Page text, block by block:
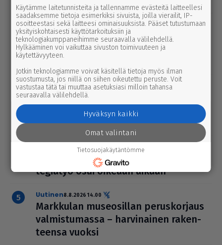
urheilu7.8.2026 14.00
Janne Ojala näkee Parkanon ase­man­
seu­dussa mah­dol­li­suu­den ravi- ja
tapah­tu­ma­kes­kuk­selle
uutinen8.8.2026 3.00
Pie­no­sak­kai­den yhteis­työtä tarvitaan
edelleen Lep­pä­kos­kessa, tuumivat
Jukka Vesanto ja Esa Talonen
8.8.2026 2.40
Koti-kylä-raja | Parkanon ener­gi­ast­ra­
te­gi­a­työ osui oikeaan aikaan
uutinen8.8.2026 14.00
Markkulan muse­o­sil­lan perus­kor­jaus
val­mis­tu­massa – har­vi­nai­nen raken­
teensa vuoksi
Käytämme laitetunnisteita ja tallennamme evästeitä laitteellesi
saadaksemme tietoja esimerkiksi sivuista, joilla vierailit, IP-
osoitteestasi sekä laitteesi ominaisuuksista. Pääset tutustumaan
yksityiskohtaisesti käyttötarkoituksiin ja
teknologiakumppaneihimme seuraavalla välilehdellä.
Hylkääminen voi vaikuttaa sivuston toimivuuteen ja
käytettävyyteen.
Jotkin teknologiamme voivat käsitellä tietoja myös ilman
suostumusta, jos niillä on siihen oikeutettu peruste. Voit
vastustaa tätä tai muuttaa asetuksiasi milloin tahansa
seuraavalla välilehdellä.
Hyväksyn kaikki
Omat valintani
Tietosuojakäytäntömme